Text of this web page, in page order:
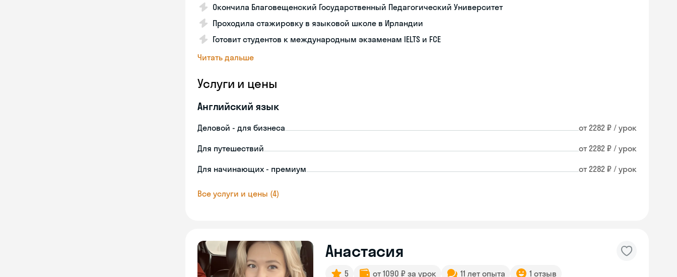
Окончила Благовещенский Государственный Педагогический Университет
Проходила стажировку в языковой школе в Ирландии
Готовит студентов к международным экзаменам IELTS и FCE
Читать дальше
Услуги и цены
Английский язык
Деловой - для бизнеса от 2282 ₽ / урок
Для путешествий от 2282 ₽ / урок
Для начинающих - премиум от 2282 ₽ / урок
Все услуги и цены (4)
Анастасия
5 от 1090 ₽ за урок 11 лет опыта 1 отзыв
online